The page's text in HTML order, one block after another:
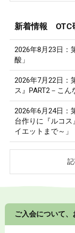
新着情報 OTC
2026年8月23日：
酸」
2026年7月22日：
ス』PART2－こん
2026年6月24日：
台作りに『ルコ
イエットまで～」
ご入会について